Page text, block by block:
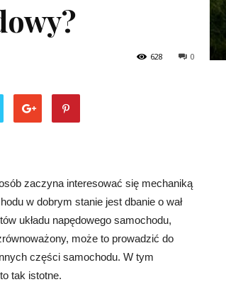
0
628
zaczyna interesować się mechaniką
w dobrym stanie jest dbanie o wał
układu napędowego samochodu,
może to prowadzić do
części samochodu. W tym
tak istotne.